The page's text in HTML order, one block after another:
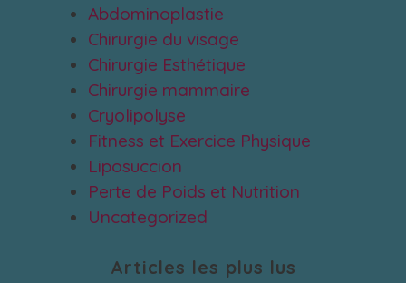
Abdominoplastie
Chirurgie du visage
Chirurgie Esthétique
Chirurgie mammaire
Cryolipolyse
Fitness et Exercice Physique
Liposuccion
Perte de Poids et Nutrition
Uncategorized
Articles les plus lus